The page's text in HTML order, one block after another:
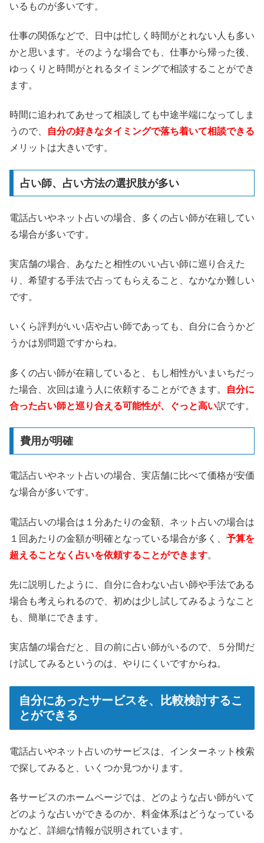
いるものが多いです。
仕事の関係などで、日中は忙しく時間がとれない人も多い
かと思います。そのような場合でも、仕事から帰った後、
ゆっくりと時間がとれるタイミングで相談することができ
ます。
時間に追われてあせって相談しても中途半端になってしま
うので、
自分の好きなタイミングで落ち着いて相談できる
メリットは大きいです。
占い師、占い方法の選択肢が多い
電話占いやネット占いの場合、多くの占い師が在籍してい
る場合が多いです。
実店舗の場合、あなたと相性のいい占い師に巡り合えた
り、希望する手法で占ってもらえること、なかなか難しい
です。
いくら評判がいい店や占い師であっても、自分に合うかど
うかは別問題ですからね。
多くの占い師が在籍していると、もし相性がいまいちだっ
た場合、次回は違う人に依頼することができます。
自分に
合った占い師と巡り合える可能性が、ぐっと高い訳です。
費用が明確
電話占いやネット占いの場合、実店舗に比べて価格が安価
な場合が多いです。
電話占いの場合は１分あたりの金額、ネット占いの場合は
１回あたりの金額が明確となっている場合が多く、 予算を
超えることなく占いを依頼することができます。
先に説明したように、自分に合わない占い師や手法である
場合も考えられるので、初めは少し試してみるようなこと
も、簡単にできます。
実店舗の場合だと、目の前に占い師がいるので、５分間だ
け試してみるというのは、やりにくいですからね。
自分にあったサービスを、比較検討するこ
とができる
電話占いやネット占いのサービスは、インターネット検索
で探してみると、いくつか見つかります。
各サービスのホームページでは、どのような占い師がいて
どのような占いができるのか、料金体系はどうなっている
かなど、詳細な情報が説明されています。